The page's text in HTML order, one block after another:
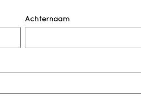
Achternaam